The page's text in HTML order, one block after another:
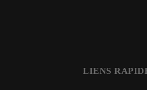
LIENS